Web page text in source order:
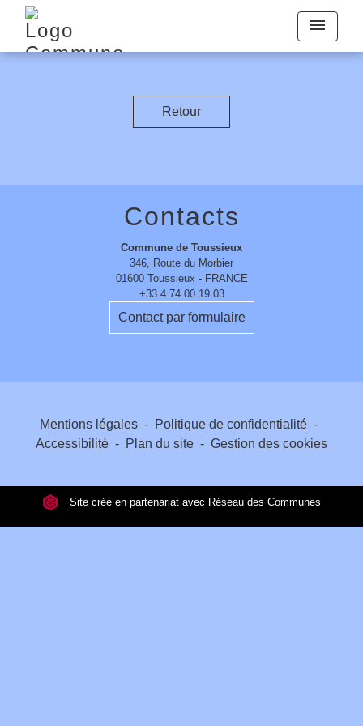
menu
Retour
Contacts
Commune de Toussieux
346, Route du Morbier
01600 Toussieux - FRANCE
+33 4 74 00 19 03
Contact par formulaire
Mentions légales - Politique de confidentialité -
Accessibilité - Plan du site - Gestion des cookies
Site créé en partenariat avec Réseau des Communes